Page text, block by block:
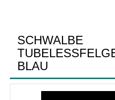
SCHWALBE
BLAU